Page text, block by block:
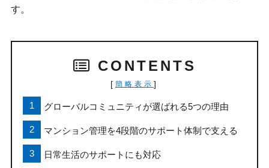
す。
CONTENTS
[ 簡略表示 ]
グローバルコミュニティが選ばれる5つの理由
マンション管理を4段階のサポート体制で支える
日常生活のサポートにも対応